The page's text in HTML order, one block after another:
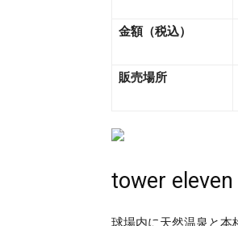
金額（税込）
販売場所
tower
球場内に天然温泉と本